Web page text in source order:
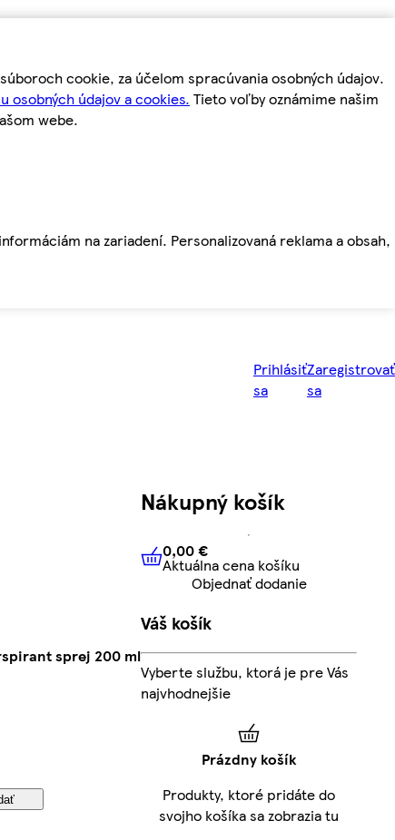
cookie, za účelom spracúvania osobných údajov.
osobných údajov a cookies. Tieto voľby oznámime našim
webe.
na zariadení. Personalizovaná reklama a obsah,
Prihlásiť
sa
Zaregistrovať
sa
sprej 200 ml
Nákupný košík
0,00 € Aktuálna cena košíku
0,00 €
Aktuálna cena košíku
Objednať dodanie
Váš košík
Vyberte službu, ktorá je pre Vás
najvhodnejšie
Prázdny košík
Produkty, ktoré pridáte do
svojho košíka sa zobrazia tu